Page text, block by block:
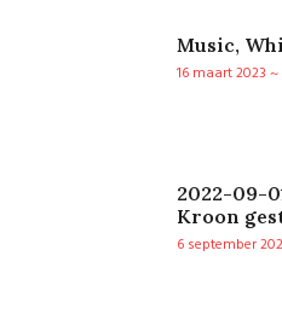
Music,
16 maart 2023
2022-09-
Kroon
6 september